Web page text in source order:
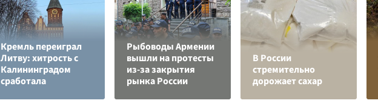
Кремль переиграл
Литву: хитрость с
Калининградом
сработала
Рыбоводы Армении
вышли на протесты
из-за закрытия
рынка России
В России
стремительно
дорожает сахар